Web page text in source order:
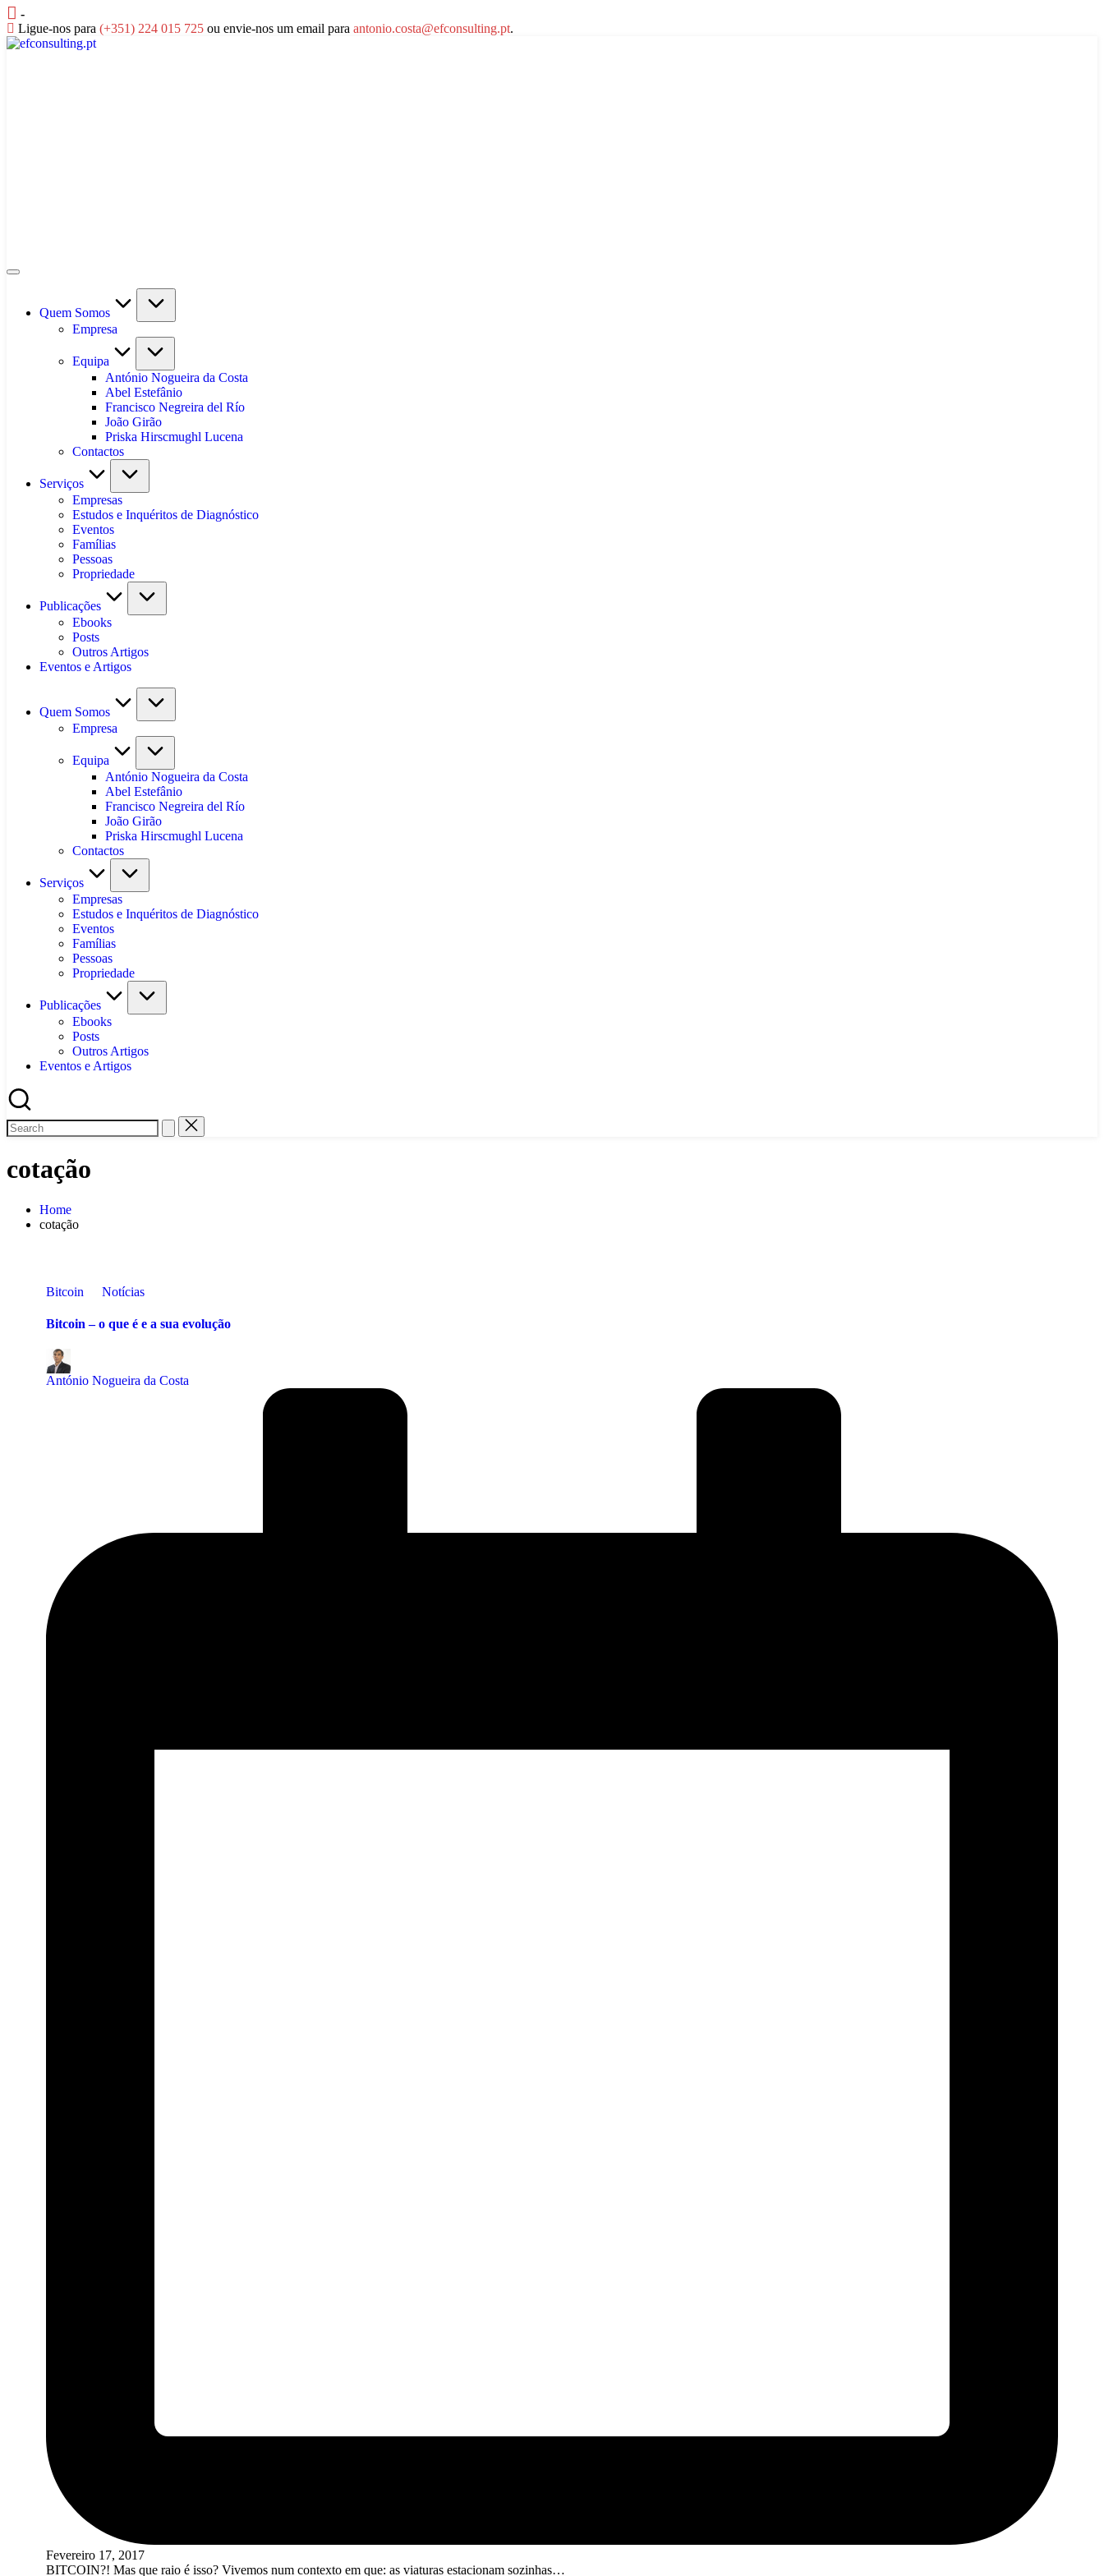
Skip
to
content
-
Ligue-nos para (+351) 224 015 725 ou envie-nos um email para antonio.costa@efconsulting.pt.
efconsulting.pt
Quem Somos
Empresa
Equipa
António Nogueira da Costa
Abel Estefânio
Francisco Negreira del Río
João Girão
Priska Hirscmughl Lucena
Contactos
Serviços
Empresas
Estudos e Inquéritos de Diagnóstico
Eventos
Famílias
Pessoas
Propriedade
Publicações
Ebooks
Posts
Outros Artigos
Eventos e Artigos
Quem Somos
Empresa
Equipa
António Nogueira da Costa
Abel Estefânio
Francisco Negreira del Río
João Girão
Priska Hirscmughl Lucena
Contactos
Serviços
Empresas
Estudos e Inquéritos de Diagnóstico
Eventos
Famílias
Pessoas
Propriedade
Publicações
Ebooks
Posts
Outros Artigos
Eventos e Artigos
cotação
Home
cotação
Posted
Bitcoin Notícias
Bitcoin – o que é e a sua evolução
Posted
by
António Nogueira da Costa
Fevereiro 17, 2017
BITCOIN?! Mas que raio é isso? Vivemos num contexto em que: as viaturas estacionam sozinhas…